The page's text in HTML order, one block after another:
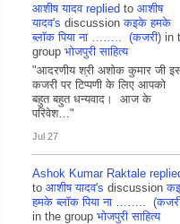
आशीष यादव replied to आशीष
यादव's discussionकइके हमके
ब्लाॅक पिया ना …….. (कजरी) in
group भोजपुरी साहित्य
"आदरणीय श्री अशोक कुमार जी
कजरी पर टिप्पणी के लिए आपको
बहुत बहुत धन्यवाद। आज के
परिवेश…"
Jul 27
Ashok Kumar Raktale
to आशीष यादव's discussion
हमके ब्लाॅक पिया ना ……..
in the group भोजपुरी साहित्य